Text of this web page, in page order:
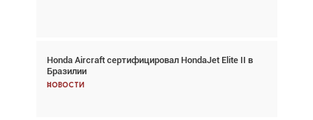
Honda Aircraft сертифицировал HondaJet Elite II в
Бразилии
Новости
Авиационный фотограф Дэйв Кох: «Фотография
говорит сама за себя... а ИИ всё портит»
Новости